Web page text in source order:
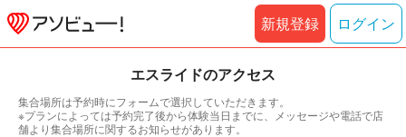
新規登録 ログイン
エスライドのアクセス
集合場所は予約時にフォームで選択していただきます。
※プランによっては予約完了後から体験当日までに、メッセージや電話で店
舗より集合場所に関するお知らせがあります。